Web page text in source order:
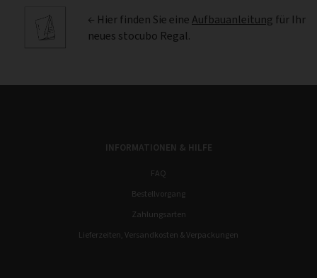
← Hier finden Sie eineAufbauanleitung für Ihr
neues stocubo Regal.
INFORMATIONEN & HILFE
FAQ
Bestellvorgang
Zahlungsarten
Lieferzeiten, Versandkosten & Verpackungen